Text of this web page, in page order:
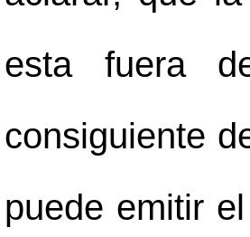
esta fuera
consiguiente
puede emitir